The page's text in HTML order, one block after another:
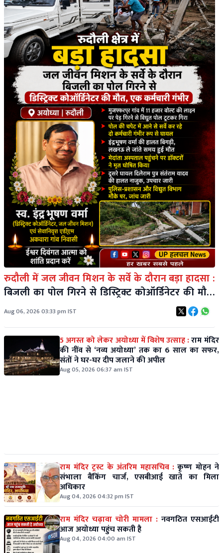
रुदौली में जल जीवन मिशन के सर्वे के दौरान बड़ा हादसा :
बिजली का पोल गिरने से डिस्ट्रिक्ट कोऑर्डिनेटर की मौत,
एक कर्मचारी गंभीर
Aug 06, 2026 03:33 pm IST
5 अगस्त को लेकर अयोध्या में विशेष उत्साह :राम मंदिर
की नींव से ‘नव्य अयोध्या’ तक का 6 साल का सफर,
संतों ने घर-घर दीप जलाने की अपील
Aug 05, 2026 06:37 am IST
राम मंदिर ट्रस्ट के अंतरिम महासचिव : कृष्ण मोहन ने
संभाला बैंकिंग चार्ज, एसबीआई खाते का मिला
अधिकार
Aug 04, 2026 04:32 pm IST
राम मंदिर चढ़ावा चोरी मामला : नवगठित एसआईटी
आज अयोध्या पहुंच सकती है
Aug 04, 2026 04:00 am IST